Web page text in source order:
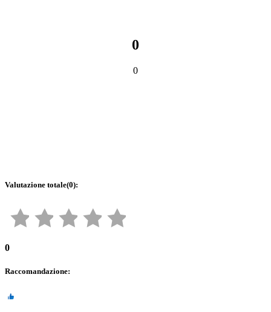
0
0
Valutazione totale(0):
0
Raccomandazione: